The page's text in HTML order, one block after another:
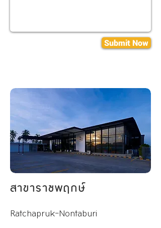
Submit Now
สาขาราชพฤกษ์
Ratchapruk-Nontaburi